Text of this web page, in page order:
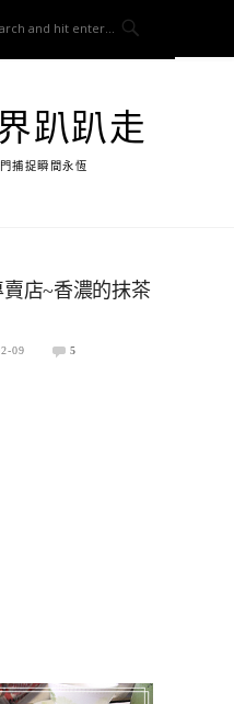
趴趴走
捕捉瞬間永恆
店~香濃的抹茶
09 5